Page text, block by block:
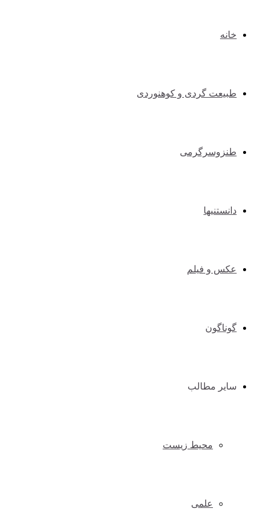
خانه
طبیعت گردی و کوهنوردی
طنزوسرگرمی
دانستنیها
عکس و فیلم
گوناگون
سایر مطالب
محیط زیست
علمی